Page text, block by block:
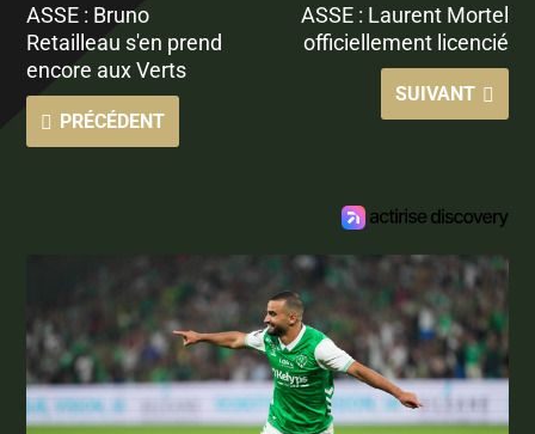
ASSE : Bruno
Retailleau s'en prend
encore aux Verts
PRÉCÉDENT
ASSE : Laurent Mortel
officiellement licencié
SUIVANT